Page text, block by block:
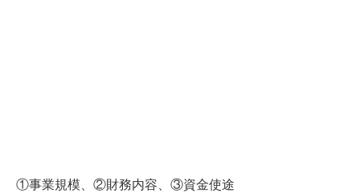
①事業規模、②財務内容、③資金使途